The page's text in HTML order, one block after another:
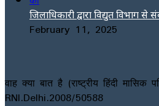
जिलाधिकारी द्वारा विद्युत विभाग
February 11, 2025
वाह क्या बात है (राष्ट्रीय हिंदी मासिक
RNI.Delhi.2008/50588